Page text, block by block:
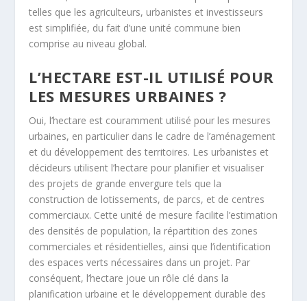
telles que les agriculteurs, urbanistes et investisseurs
est simplifiée, du fait d’une unité commune bien
comprise au niveau global.
L’HECTARE EST-IL UTILISÉ POUR
LES MESURES URBAINES ?
Oui, l’hectare est couramment utilisé pour les mesures
urbaines, en particulier dans le cadre de l’aménagement
et du développement des territoires. Les urbanistes et
décideurs utilisent l’hectare pour planifier et visualiser
des projets de grande envergure tels que la
construction de lotissements, de parcs, et de centres
commerciaux. Cette unité de mesure facilite l’estimation
des densités de population, la répartition des zones
commerciales et résidentielles, ainsi que l’identification
des espaces verts nécessaires dans un projet. Par
conséquent, l’hectare joue un rôle clé dans la
planification urbaine et le développement durable des